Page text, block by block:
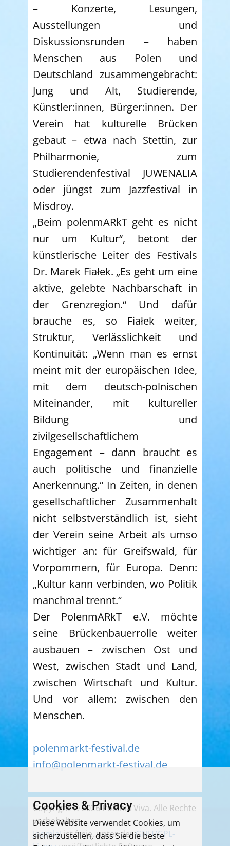
– Konzerte, Lesungen,
Ausstellungen und
Diskussionsrunden – haben
Menschen aus Polen und
Deutschland zusammengebracht:
Jung und Alt, Studierende,
Künstler:innen, Bürger:innen. Der
Verein hat kulturelle Brücken
gebaut – etwa nach Stettin, zur
Philharmonie, zum
Studierendenfestival JUWENALIA
oder jüngst zum Jazzfestival in
Misdroy.
„Beim polenmARkT geht es nicht
nur um Kultur“, betont der
künstlerische Leiter des Festivals
Dr. Marek Fiałek. „Es geht um eine
aktive, gelebte Nachbarschaft in
der Grenzregion.“ Und dafür
brauche es, so Fiałek weiter,
Struktur, Verlässlichkeit und
Kontinuität: „Wenn man es ernst
meint mit der europäischen Idee,
mit dem deutsch-polnischen
Miteinander, mit kultureller
Bildung und
zivilgesellschaftlichem
Engagement – dann braucht es
auch politische und finanzielle
Anerkennung.“ In Zeiten, in denen
gesellschaftlicher Zusammenhalt
nicht selbstverständlich ist, sieht
der Verein seine Arbeit als umso
wichtiger an: für Greifswald, für
Vorpommern, für Europa. Denn:
„Kultur kann verbinden, wo Politik
manchmal trennt.“
Der PolenmARkT e.V. möchte
seine Brückenbauerrolle weiter
ausbauen – zwischen Ost und
West, zwischen Stadt und Land,
zwischen Wirtschaft und Kultur.
Und vor allem: zwischen den
Menschen.
polenmarkt-festival.de
info@polenmarkt-festival.de
Copyright © 2026 Polonia Viva. Alle Rechte
vorbehalten.
Joomla!ist freie, unter derGNU/GPL-
Cookies & Privacy
Diese Website verwendet Cookies, um
sicherzustellen, dass Sie die beste